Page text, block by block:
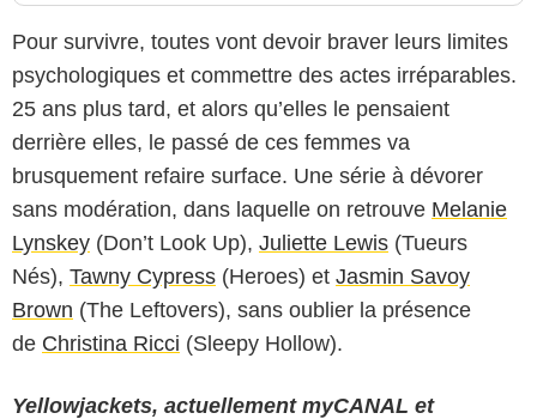
Pour survivre, toutes vont devoir braver leurs limites
psychologiques et commettre des actes irréparables.
25 ans plus tard, et alors qu’elles le pensaient
derrière elles, le passé de ces femmes va
brusquement refaire surface. Une série à dévorer
sans modération, dans laquelle on retrouve Melanie
Lynskey (Don’t Look Up), Juliette Lewis (Tueurs
Nés), Tawny Cypress (Heroes) et Jasmin Savoy
Brown (The Leftovers), sans oublier la présence
de Christina Ricci (Sleepy Hollow).
Yellowjackets, actuellement myCANAL et